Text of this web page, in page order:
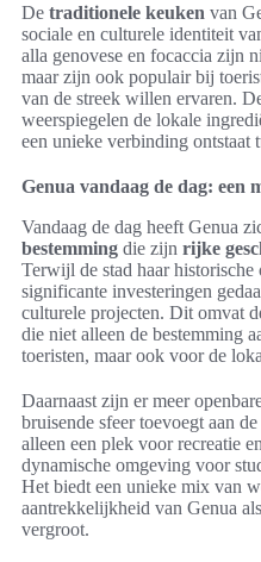
De traditionele keuken van
sociale en culturele identiteit
alla genovese en focaccia zijn
maar zijn ook populair bij
van de streek willen ervaren.
weerspiegelen de lokale
een unieke verbinding ontstaat
Genua vandaag de dag: een
Vandaag de dag heeft Genua
bestemming die zijn rijke
Terwijl de stad haar
significante investeringen
culturele projecten. Dit omvat
die niet alleen de bestemming
toeristen, maar ook voor de
Daarnaast zijn er meer
bruisende sfeer toevoegt aan
alleen een plek voor recreatie
dynamische omgeving voor
Het biedt een unieke mix van
aantrekkelijkheid van Genua als
vergroot.